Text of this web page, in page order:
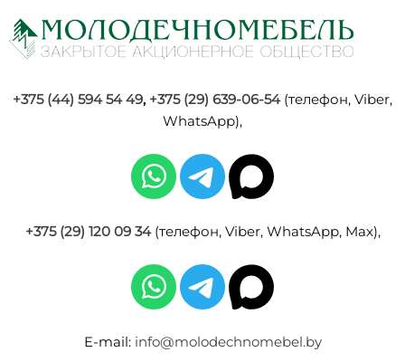
+375 (44) 594 54 49, +375 (29) 639-06-54(телефон, Viber,
WhatsApp),
+375 (29) 120 09 34(телефон, Viber, WhatsApp, Max),
E-mail: info@molodechnomebel.by